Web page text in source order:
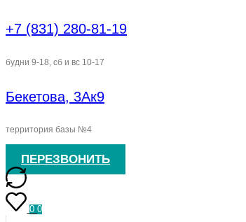
+7 (831) 280-81-19
будни 9-18, сб и вс 10-17
Бекетова, 3Ак9
территория базы №4
ПЕРЕЗВОНИТЬ
00